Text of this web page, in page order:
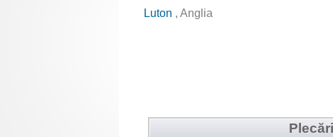
Luton , Anglia
Plecări